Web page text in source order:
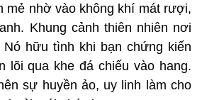
mẻ nhờ vào không khí mát rượi,
Khung cảnh thiên nhiên nơi
hữu tình khi bạn chứng kiến
lõi qua khe đá chiếu vào hang.
sự huyền ảo, uy linh làm cho